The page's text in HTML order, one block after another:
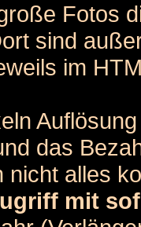
Fotos
sind
im
das
nicht alles
mit